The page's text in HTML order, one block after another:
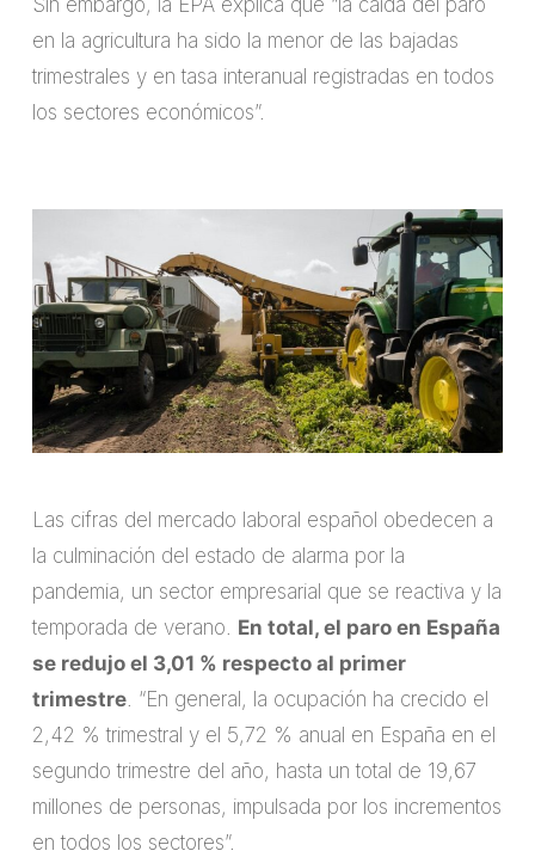
Sin embargo, la EPA explica que “la caída del paro
en la agricultura ha sido la menor de las bajadas
trimestrales y en tasa interanual registradas en todos
los sectores económicos”.
Las cifras del mercado laboral español obedecen a
la culminación del estado de alarma por la
pandemia, un sector empresarial que se reactiva y la
temporada de verano. En total, el paro en España
se redujo el 3,01 % respecto al primer
trimestre. “En general, la ocupación ha crecido el
2,42 % trimestral y el 5,72 % anual en España en el
segundo trimestre del año, hasta un total de 19,67
millones de personas, impulsada por los incrementos
en todos los sectores”.